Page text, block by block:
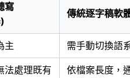
寫
傳統逐字稿軟
主 需手動切換語
法處理既有
依檔案長度，